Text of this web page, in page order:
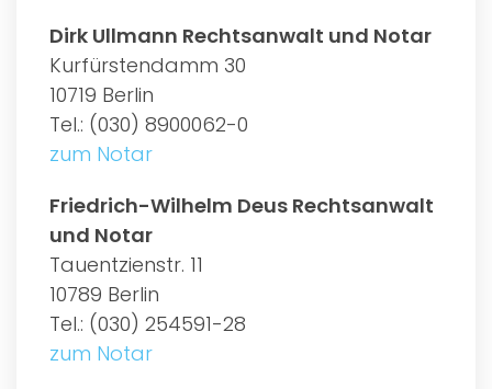
Dirk Ullmann Rechtsanwalt und Notar
Kurfürstendamm 30
10719 Berlin
Tel.: (030) 8900062-0
zum Notar
Friedrich-Wilhelm Deus Rechtsanwalt
und Notar
Tauentzienstr. 11
10789 Berlin
Tel.: (030) 254591-28
zum Notar